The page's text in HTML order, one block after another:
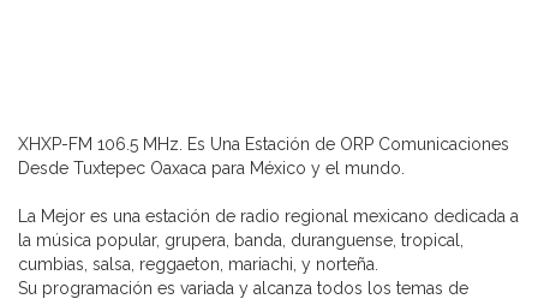
XHXP-FM 106.5 MHz. Es Una Estación de ORP Comunicaciones
Desde Tuxtepec Oaxaca para México y el mundo.
La Mejor es una estación de radio regional mexicano dedicada a
la música popular, grupera, banda, duranguense, tropical,
cumbias, salsa, reggaeton, mariachi, y norteña.
Su programación es variada y alcanza todos los temas de